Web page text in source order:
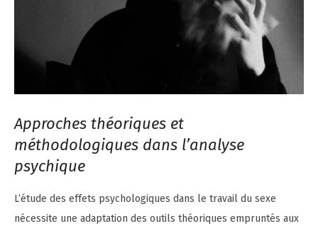
Approches théoriques et
méthodologiques dans l’analyse
psychique
L’étude des effets psychologiques dans le travail du sexe
nécessite une adaptation des outils théoriques empruntés aux